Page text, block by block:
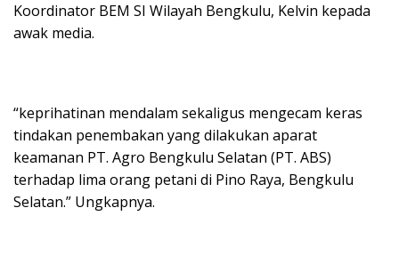
Koordinator BEM SI Wilayah Bengkulu, Kelvin kepada
awak media.
“keprihatinan mendalam sekaligus mengecam keras
tindakan penembakan yang dilakukan aparat
keamanan PT. Agro Bengkulu Selatan (PT. ABS)
terhadap lima orang petani di Pino Raya, Bengkulu
Selatan.” Ungkapnya.